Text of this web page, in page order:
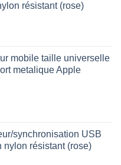
résistant (rose)
mobile taille universelle
metalique Apple
synchronisation USB
nylon résistant (rose)